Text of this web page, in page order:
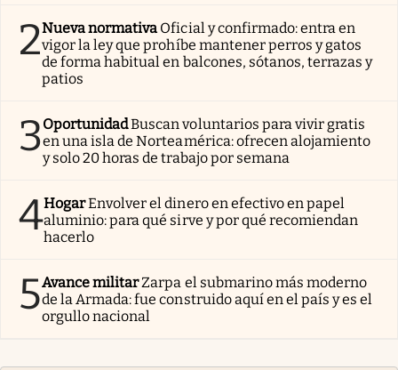
2Nueva normativa Oficial y confirmado: entra en
vigor la ley que prohíbe mantener perros y gatos
de forma habitual en balcones, sótanos, terrazas y
patios
3OportunidadBuscan voluntarios para vivir gratis
en una isla de Norteamérica: ofrecen alojamiento
y solo 20 horas de trabajo por semana
4HogarEnvolver el dinero en efectivo en papel
aluminio: para qué sirve y por qué recomiendan
hacerlo
5Avance militarZarpa el submarino más moderno
de la Armada: fue construido aquí en el país y es el
orgullo nacional